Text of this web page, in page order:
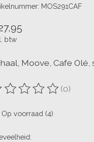
MOS291CAF
btw
Moove, Cafe
beoordeling van dit
(0)
Op voorraad (4)